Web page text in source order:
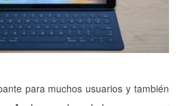
para muchos usuarios y también